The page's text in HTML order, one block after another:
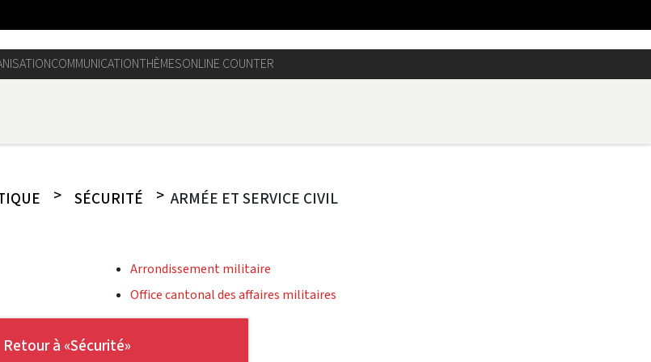
COMMUNICATIONTHÈMESONLINE COUNTER
SÉCURITÉ ARMÉE ET SERVICE CIVIL
Arrondissement militaire
Office cantonal des affaires militaires
Retour à «Sécurité»